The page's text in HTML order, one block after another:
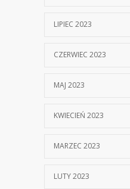
LIPIEC 2023
CZERWIEC 2023
MAJ 2023
KWIECIEŃ 2023
MARZEC 2023
LUTY 2023